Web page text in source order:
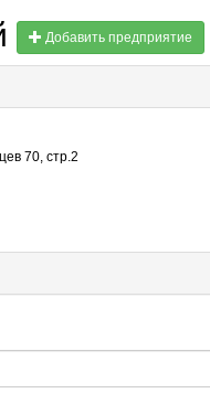
Добавить предприятие
70, стр.2